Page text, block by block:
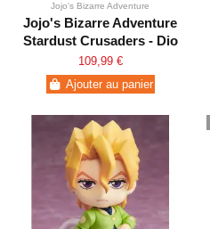
Jojo's Bizarre Adventure
Jojo's Bizarre Adventure
Stardust Crusaders - Dio
109,99 €
Ajouter au panier